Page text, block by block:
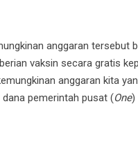
anggaran tersebut
vaksin secara gratis
anggaran kita
pemerintah pusat (One)